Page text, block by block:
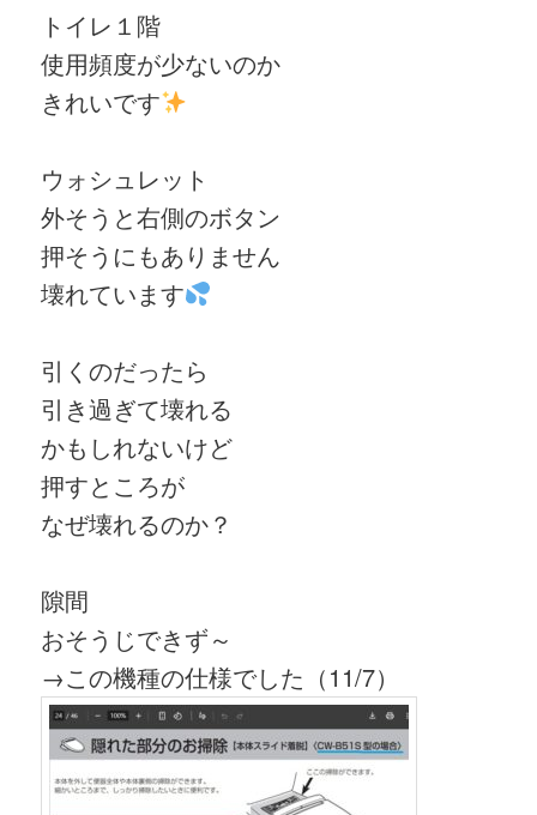
トイレ１階
使用頻度が少ないのか
きれいです
ウォシュレット
外そうと右側のボタン
押そうにもありません
壊れています
引くのだったら
引き過ぎて壊れる
かもしれないけど
押すところが
なぜ壊れるのか？
隙間
おそうじできず～
→この機種の仕様でした（11/7）